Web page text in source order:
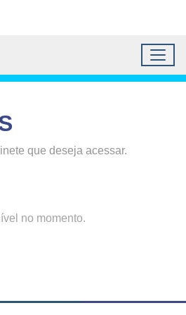
de
que deseja acessar.
no momento.